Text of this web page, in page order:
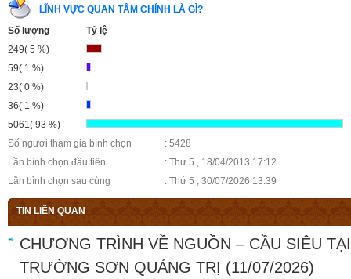
LĨNH VỰC QUAN TÂM CHÍNH LÀ GÌ?
Số lượng
Tỷ lệ
249( 5 %)
59( 1 %)
23( 0 %)
36( 1 %)
5061( 93 %)
Số người tham gia bình chọn
: 5428
Lần bình chọn đầu tiên
: Thứ 5 , 18/04/2013 17:12
Lần bình chọn sau cùng
: Thứ 5 , 30/07/2026 13:39
TIN LIÊN QUAN
CHƯƠNG TRÌNH VỀ NGUỒN – CẦU SIÊU
TRƯỜNG SƠN QUẢNG TRỊ (11/07/2026)